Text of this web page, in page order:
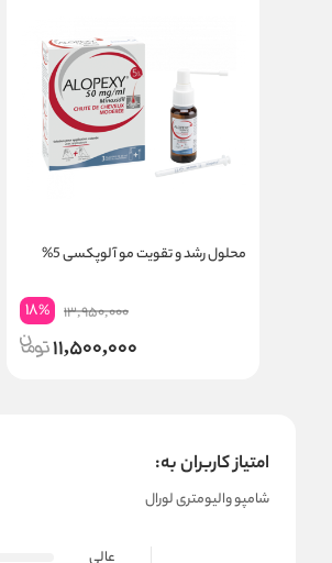
محلول رشد و تقویت مو آلوپکسی 5%
13,950,000
18%
11,500,000
امتیاز کاربران به:
شامپو والیومتری لورال
عالی